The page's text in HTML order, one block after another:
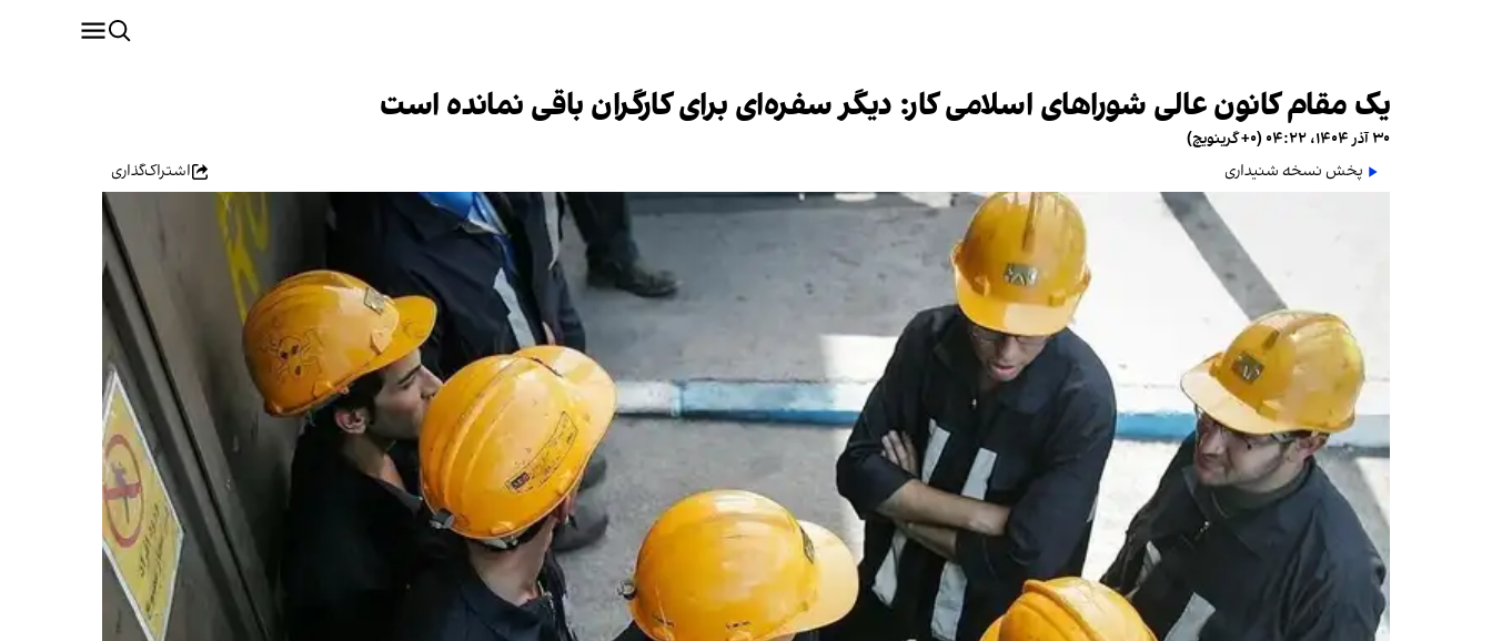
یک مقام کانون عالی شوراهای اسلامی کار: دیگر سفره‌ای برای کارگران باقی نمانده است
۳۰ آذر ۱۴۰۴، ۰۴:۲۲ (‎+۰ گرینویچ)
پخش نسخه شنیداری
اشتراک‌گذاری